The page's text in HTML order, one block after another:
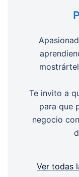
Te invito a
para que
negocio
Ver todas